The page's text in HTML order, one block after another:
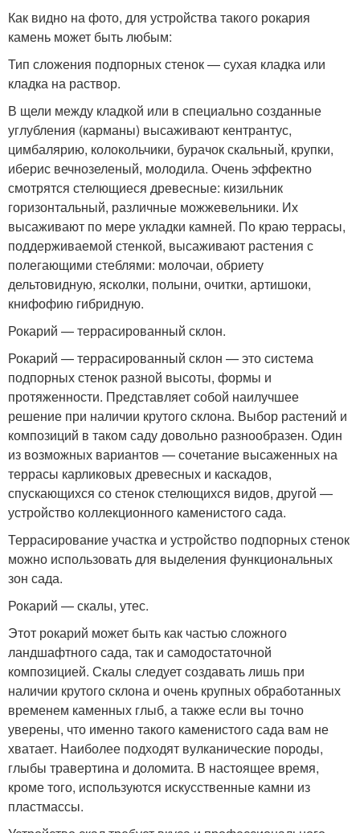
Как видно на фото, для устройства такого рокария
камень может быть любым:
Тип сложения подпорных стенок — сухая кладка или
кладка на раствор.
В щели между кладкой или в специально созданные
углубления (карманы) высаживают кентрантус,
цимбалярию, колокольчики, бурачок скальный, крупки,
иберис вечнозеленый, молодила. Очень эффектно
смотрятся стелющиеся древесные: кизильник
горизонтальный, различные можжевельники. Их
высаживают по мере укладки камней. По краю террасы,
поддерживаемой стенкой, высаживают растения с
полегающими стеблями: молочаи, обриету
дельтовидную, ясколки, полыни, очитки, артишоки,
книфофию гибридную.
Рокарий — террасированный склон.
Рокарий — террасированный склон — это система
подпорных стенок разной высоты, формы и
протяженности. Представляет собой наилучшее
решение при наличии крутого склона. Выбор растений и
композиций в таком саду довольно разнообразен. Один
из возможных вариантов — сочетание высаженных на
террасы карликовых древесных и каскадов,
спускающихся со стенок стелющихся видов, другой —
устройство коллекционного каменистого сада.
Террасирование участка и устройство подпорных стенок
можно использовать для выделения функциональных
зон сада.
Рокарий — скалы, утес.
Этот рокарий может быть как частью сложного
ландшафтного сада, так и самодостаточной
композицией. Скалы следует создавать лишь при
наличии крутого склона и очень крупных обработанных
временем каменных глыб, а также если вы точно
уверены, что именно такого каменистого сада вам не
хватает. Наиболее подходят вулканические породы,
глыбы травертина и доломита. В настоящее время,
кроме того, используются искусственные камни из
пластмассы.